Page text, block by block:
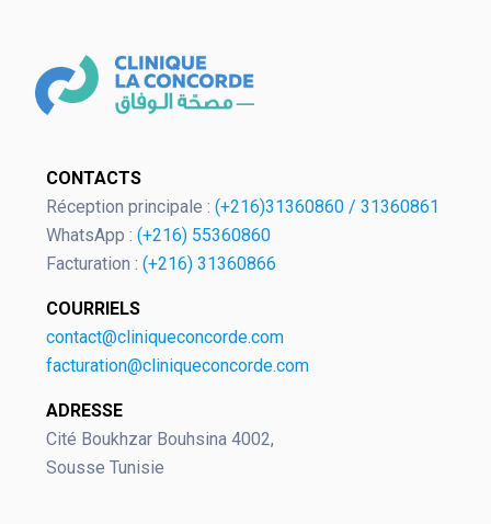
OK
European Commission | Cookies
Policy
CONTACTS
Réception principale : (+216)31360860 / 31360861
WhatsApp : (+216) 55360860
Facturation : (+216) 31360866
COURRIELS
contact@cliniqueconcorde.com
facturation@cliniqueconcorde.com
ADRESSE
Cité Boukhzar Bouhsina 4002,
Sousse Tunisie